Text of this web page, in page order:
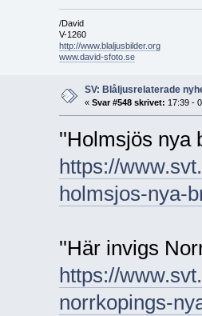
/David
V-1260
http://www.blaljusbilder.org
www.david-sfoto.se
SV: Blåljusrelaterade
« Svar #548 skrivet: 17:39 -
''Holmsjös nya
https://
holmsjos-nya-
''Här invigs
https://
norrkopings-